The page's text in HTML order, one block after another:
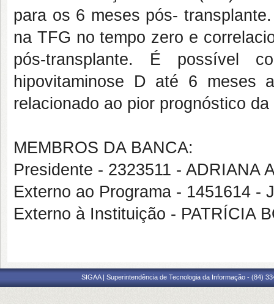
para os 6 meses pós-
na TFG no tempo zero e
pós-transplante. É possível
hipovitaminose D até 6 meses
relacionado ao pior prognóstico
MEMBROS DA BANCA:
Presidente - 2323511 - ADRIANA
Externo ao Programa - 1451614 -
Externo à Instituição - PATRÍCIA
SIGAA | Superintendência de Tecnologia da Informação - (84)